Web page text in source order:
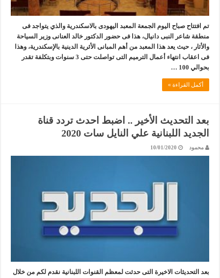
تم افتتاح صباح اليوم الجمعة المعبد اليهودى بالاسكندرية والذي يتواجد فى
منطقة شاعر النبى دانيال، هذا فى حضور الدكتور خالد العنانى وزير السياحة
والأثار ، حيث يعد هذا المعبد من أهم المبانى الأثرية الدينية بالإسكندرية، وهذا
فى اعقاب انتهاء أعمال الترميم التى تواصلت حتى 3 سنوات وبتكلفة تقدر
بحوالي 100 …
أكمل القراءة »
بعد التحديث الأخير .. اضبط احدث تردد قناة
الجديد اللبنانية علي النايل سات 2020
محمود 10/01/2020
بعد التحديثات الاخيرة التى حدثت لمعظم القنوات اللبنانية نقدم لكم من خلال